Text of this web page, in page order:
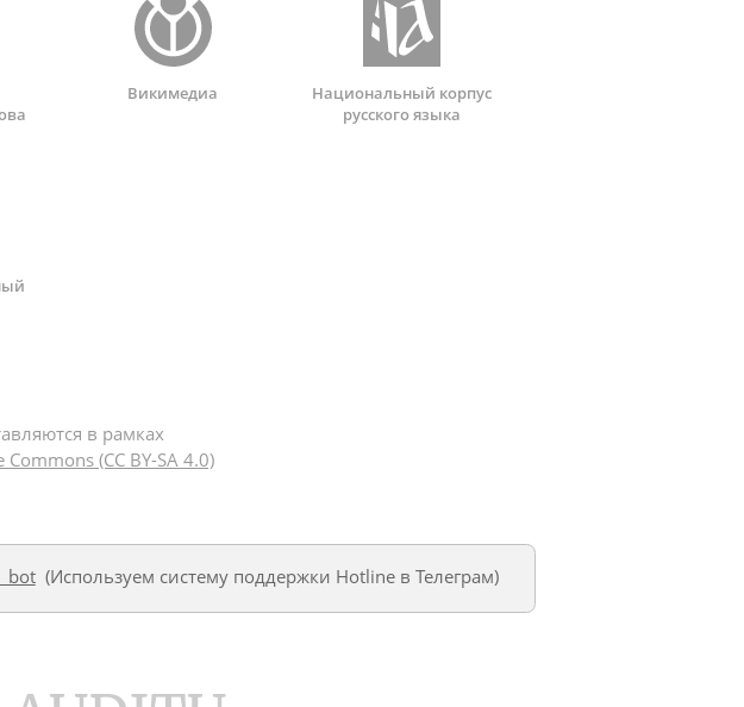
Викимедиа
Национальный корпус
русского языка
в рамках
(CC BY-SA 4.0)
(Используем систему поддержки Hotline в Телеграм)